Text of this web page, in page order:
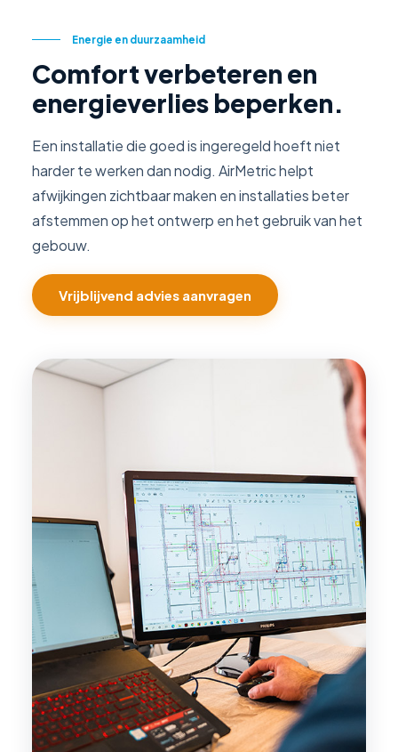
Energie en duurzaamheid
Comfort verbeteren en
energieverlies beperken.
Een installatie die goed is ingeregeld hoeft niet
harder te werken dan nodig. AirMetric helpt
afwijkingen zichtbaar maken en installaties beter
afstemmen op het ontwerp en het gebruik van het
gebouw.
Vrijblijvend advies aanvragen